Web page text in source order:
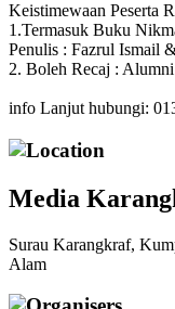
Keistimewaan Peserta
1.Termasuk Buku
Penulis : Fazrul Ismail
2. Boleh Recaj :
info Lanjut hubungi:
Location
Media
Surau Karangkraf,
Alam